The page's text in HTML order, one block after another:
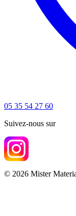
05 35 54 27 60
Suivez-nous sur
© 2026 Mister